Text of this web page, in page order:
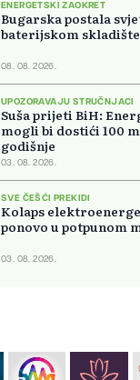
ENERGETSKI ZAOKRET
Bugarska postala
baterijskom
08. 08. 2026.
UPOZORAVAJU STRUČNJACI
Suša prijeti BiH:
mogli bi dostići 100
godišnje
03. 08. 2026.
SVE ČEŠĆI PREKIDI
Kolaps
ponovo u potpunom
03. 08. 2026.